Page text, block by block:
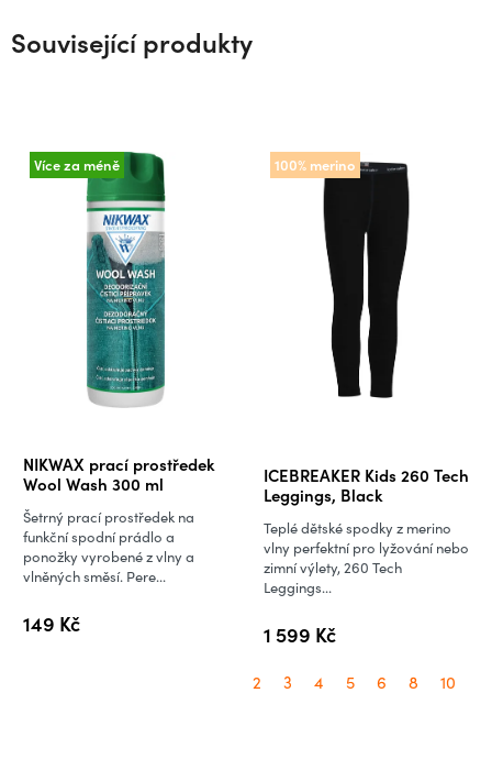
Související produkty
Více za méně
NIKWAX prací prostředek
Wool Wash 300 ml
Průměrné
hodnocení
produktu
je
5,0
5
149 Kč
Šetrný prací prostředek na
funkční spodní prádlo a
ponožky vyrobené z vlny a
vlněných směsí. Pere...
100% merino
ICEBREAKER Kids 260 Tech
Leggings, Black
1 599 Kč
Teplé dětské spodky z merino
vlny perfektní pro lyžování nebo
zimní výlety, 260 Tech
Leggings...
2 3 4 5 6 8 10